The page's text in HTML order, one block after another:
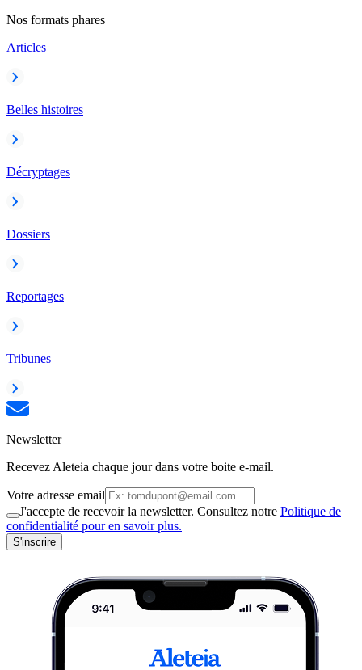
Nos formats phares
Articles
Belles histoires
Décryptages
Dossiers
Reportages
Tribunes
Newsletter
Recevez Aleteia chaque jour dans votre boite e-mail.
Votre adresse email
J'accepte de recevoir la newsletter. Consultez notre Politique de
confidentialité pour en savoir plus.
S'inscrire